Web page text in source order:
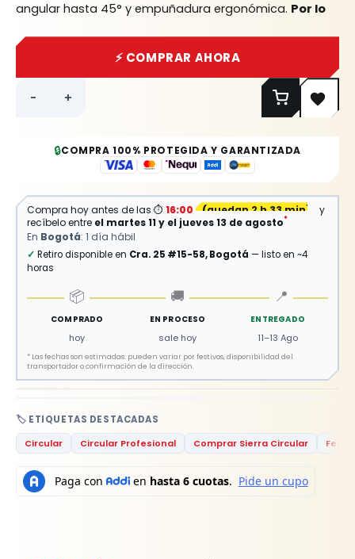
angular hasta 45° y empuñadura ergonómica. Por lo
alta durabilidad y toda la calidad Rhino.
- +
⚡ COMPRAR AHORA
🏷️ ETIQUETAS DESTACADAS
Circular
Circular Profesional Comprar Sierra Circular
🔒COMPRA 100% PROTEGIDA Y GARANTIZADA
Compra hoy antes de las ⏱ 16:00 (quedan 2 h 33 min)
y
recíbelo entre el martes 11 y el jueves 13 de agosto*
En Bogotá: 1 día hábil
✓ Retiro disponible en Cra. 25 #15-58, Bogotá — listo en ~4
horas
📦
COMPRADO
hoy
🚚
EN PROCESO
sale hoy
📍
ENTREGADO
11–13 Ago
* Las fechas son estimadas: pueden variar por festivos, disponibilidad del
transportador o confirmación de la dirección.